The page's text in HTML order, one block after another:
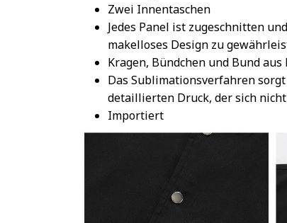
Zwei Innentaschen
Jedes Panel ist zugeschnitten
makelloses Design zu
Kragen, Bündchen und Bund
Das Sublimationsverfahren
detaillierten Druck, der sich
Importiert